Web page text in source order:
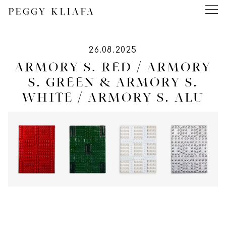
PEGGY KLIAFA
26.08.2025
ARMORY S. RED / ARMORY
S. GREEN & ARMORY S.
WHITE / ARMORY S. ALU